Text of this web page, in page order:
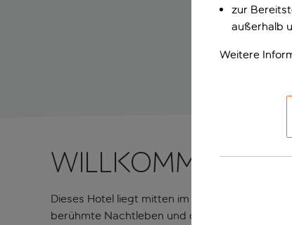
Willkommen in
Dieses Hotel liegt mitten im Trubel! Im
berühmte Nachtleben und die Sandstrände
zur
außerhalb
Weitere